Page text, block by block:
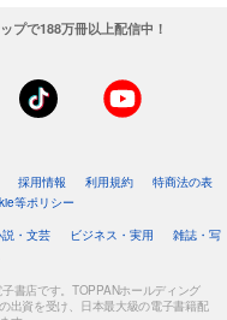
プで188万冊以上配信中！
採用情報 利用規約
特商法の表
等ポリシー
・文芸 ビジネス・実用
雑誌・写
書店です。TOPPANホールディング
出資を受け、日本最大級の電子書籍配